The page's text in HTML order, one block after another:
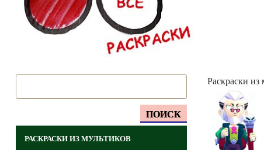
ПОИСК
РАСКРАСКИ ИЗ МУЛЬТИКОВ
Раскраски из